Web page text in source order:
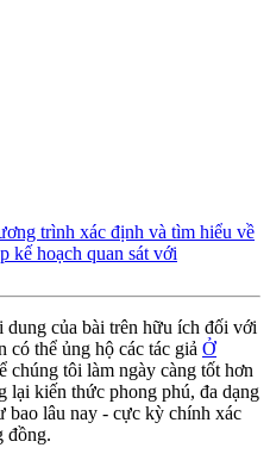
trình xác định và tìm hiểu về
kế hoạch quan sát với
dung của bài trên hữu ích đối với
có thể ủng hộ các tác giả Ở
chúng tôi làm ngày càng tốt hơn
lại kiến thức phong phú, đa dạng
bao lâu nay - cực kỳ chính xác
đồng.